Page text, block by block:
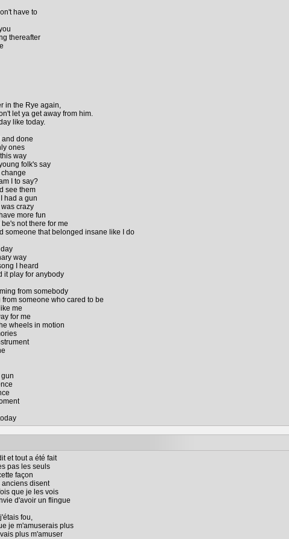
have to
thereafter
in the Rye again,
let ya get away from him.
like today.
done
ones
way
folk's say
I to say?
see them
had a gun
was crazy
more fun
be's not there for me
someone that belonged insane like I do
way
I heard
it play for anybody
from somebody
from someone who cared to be
me
for me
wheels in motion
et tout a été fait
pas les seuls
façon
anciens disent
que je les vois
d'avoir un flingue
fou,
je m'amuserais plus
plus m'amuser